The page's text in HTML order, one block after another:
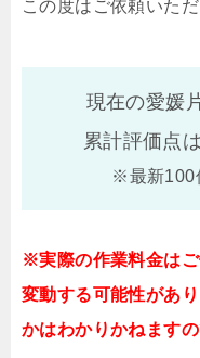
この度はご依頼いた
現在の愛媛
累計評価点は
※最新100
※実際の作業料金は
変動する可能性があ
かはわかりかねます